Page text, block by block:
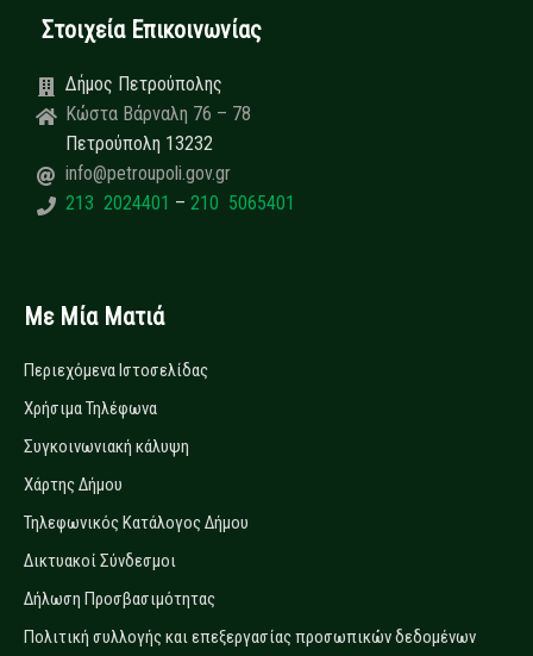
Στοιχεία Επικοινωνίας
Δήμος Πετρούπολης
Κώστα Βάρναλη 76 – 78
Πετρούπολη 13232
info@petroupoli.gov.gr
213 2024401 – 210 5065401
Με Μία Ματιά
Περιεχόμενα Ιστοσελίδας
Χρήσιμα Τηλέφωνα
Συγκοινωνιακή κάλυψη
Χάρτης Δήμου
Τηλεφωνικός Κατάλογος Δήμου
Δικτυακοί Σύνδεσμοι
Δήλωση Προσβασιμότητας
Πολιτική συλλογής και επεξεργασίας προσωπικών δεδομένων